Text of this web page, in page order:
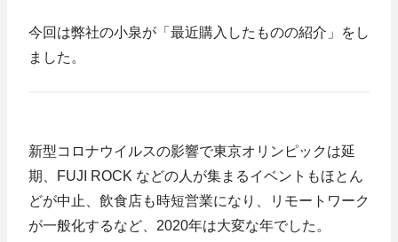
今回は弊社の小泉が「最近購入したものの紹介」をし
ました。
新型コロナウイルスの影響で東京オリンピックは延
期、FUJI ROCK などの人が集まるイベントもほとん
どが中止、飲食店も時短営業になり、リモートワーク
が一般化するなど、2020年は大変な年でした。